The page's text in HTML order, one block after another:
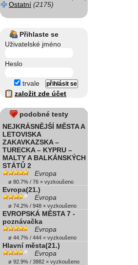
Ostatní (2175)
Přihlaste se
Uživatelské jméno
Heslo
trvale
založit zde účet
podobné testy
NEJKRÁSNĚJŠÍ MĚSTA A
LETOVISKA
ZAKAVKAZSKA –
TURECKA – KYPRU –
MALTY A BALKÁNSKÝCH
STÁTŮ 2
Evropa
ø 80.7% / 76 × vyzkoušeno
Evropa(21.)
Evropa
ø 74.2% / 948 × vyzkoušeno
EVROPSKÁ MĚSTA 7 -
poznávačka
Evropa
ø 44.7% / 444 × vyzkoušeno
Hlavní města(21.)
Evropa
ø 92.9% / 3882 × vyzkoušeno